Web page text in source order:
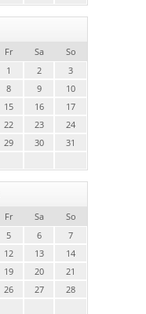
Fr Sa
So
1
2
3
8 9
10
15 16
17
22 23
24
29 30 31
Fr Sa
So
5 6
7
12 13
14
19 20
21
26 27
28